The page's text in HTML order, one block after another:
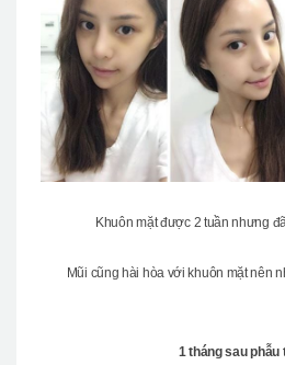
Khuôn mặt được 2 tuần nhưng
Mũi cũng hài hòa với khuôn mặt nên
1 tháng sau phẫu